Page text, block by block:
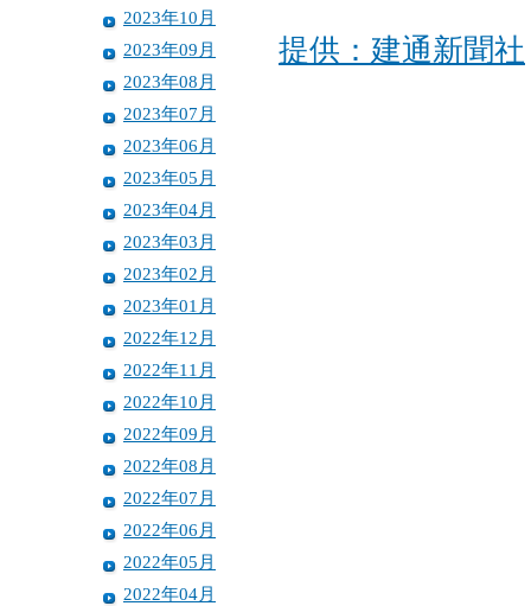
2023年10月
2023年09月
2023年08月
2023年07月
2023年06月
2023年05月
2023年04月
2023年03月
2023年02月
2023年01月
2022年12月
2022年11月
2022年10月
2022年09月
2022年08月
2022年07月
2022年06月
2022年05月
2022年04月
提供：建通新聞社